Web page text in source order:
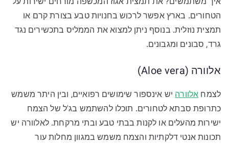
הטחורים. בארץ אפשר לרכוש בחנויות טבע בצורת קרם או
תמצית נוזלית. בנוסף ניתן למצוא את הממליס בתכשירים נגד
גרד, סבונים ומגבונים.
אלוורה (Aloe vera)
לצמחאלוורהיש אינספור שימושים רפואיים, ובין היתר משמש
כתרופת סבתא לטחורים. תוכלו להשתמש בג'ל של הצמח
ישירות מהעלים או לקנות בבתי טבע ובתי מרקחת. לאלוורה יש
תכונות אנטי דלקתיות והצמח משמש במגוון מחלות עור